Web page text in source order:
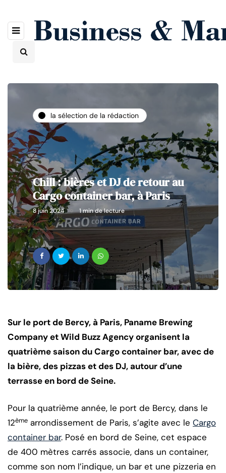
la sélection de la rédaction
Chill : bières et DJ de retour au
Cargo container bar, à Paris
8 juin 2024 1 min de lecture
Sur le port de Bercy, à Paris, Paname Brewing
Company et Wild Buzz Agency organisent la
quatrième saison du Cargo container bar, avec de
la bière, des pizzas et des DJ, autour d’une
terrasse en bord de Seine.
Pour la quatrième année, le port de Bercy, dans le
12ème arrondissement de Paris, s’agite avec le Cargo
container bar. Posé en bord de Seine, cet espace
de 400 mètres carrés associe, dans un container,
comme son nom l’indique, un bar et une pizzeria en